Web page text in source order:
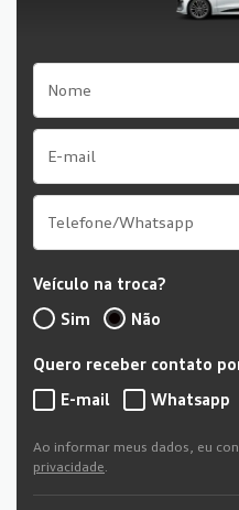
Veículo na troca?
Sim
Não
Quero receber contato
E-mail
Whatsapp
Ao informar meus dados, eu
privacidade.